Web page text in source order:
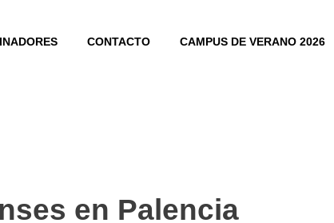
CONTACTO CAMPUS DE VERANO 2026
en Palencia